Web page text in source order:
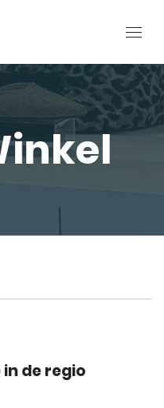
in de regio